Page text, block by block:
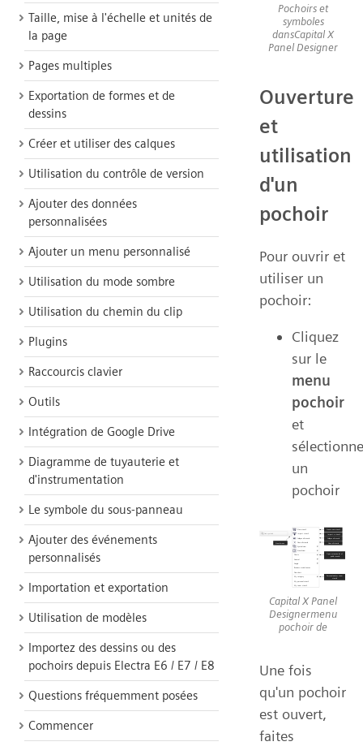
Taille, mise à l'échelle et unités de
la page
Pages multiples
Exportation de formes et de
dessins
Créer et utiliser des calques
Utilisation du contrôle de version
Ajouter des données
personnalisées
Ajouter un menu personnalisé
Utilisation du mode sombre
Utilisation du chemin du clip
Plugins
Raccourcis clavier
Outils
Intégration de Google Drive
Diagramme de tuyauterie et
d'instrumentation
Le symbole du sous-panneau
Ajouter des événements
personnalisés
Importation et exportation
Utilisation de modèles
Importez des dessins ou des
pochoirs depuis Electra E6 / E7 / E8
Questions fréquemment posées
Commencer
Pochoirs et
symboles
dansCapital X
Panel Designer
Ouverture
et
utilisation
d'un
pochoir
Pour ouvrir et
utiliser un
pochoir:
Cliquez
sur le
menu
pochoir
et
un
pochoir
Capital X Panel
Designermenu
pochoir de
Une fois
qu'un pochoir
est ouvert,
faites